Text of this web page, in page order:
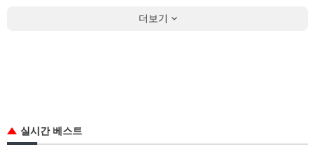
더보기
실시간 베스트